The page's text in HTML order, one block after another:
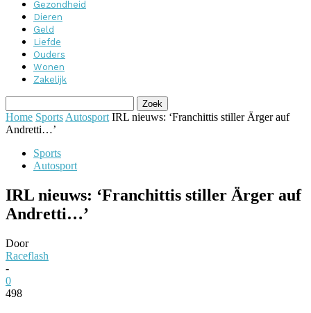
Gezondheid
Dieren
Geld
Liefde
Ouders
Wonen
Zakelijk
Home Sports Autosport IRL nieuws: ‘Franchittis stiller Ärger auf
Andretti…’
Sports
Autosport
IRL nieuws: ‘Franchittis stiller Ärger auf
Andretti…’
Door
Raceflash
-
0
498